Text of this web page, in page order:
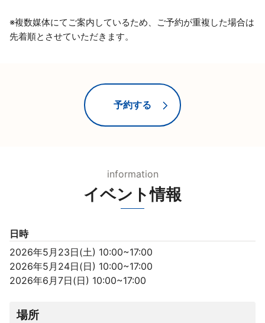
※複数媒体にてご案内しているため、ご予約が重複した場合は
先着順とさせていただきます。
予約する
information
イベント情報
日時
2026年5月23日(土) 10:00~17:00
2026年5月24日(日) 10:00~17:00
2026年6月7日(日) 10:00~17:00
場所